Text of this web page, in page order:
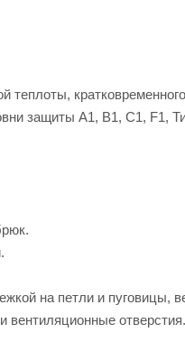
кратковременного
защиты A1, B1, C1, F1,
на петли и пуговицы,